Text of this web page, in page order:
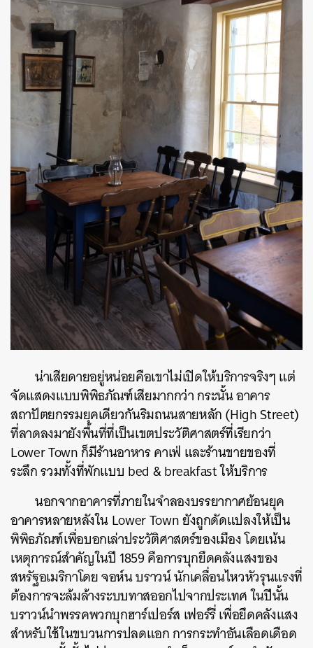
น่าเสียดายอยู่หน่อยคือเขาไม่เปิดให้บริการจริงๆ แต่
จัดแสดงแบบพิพิธภัณฑ์เสียมากกว่า กระนั้น อาคาร
สถาปัตยกรรมยุคเดียวกันริมถนนสายหลัก (High Street)
ที่ลาดลงมายังพื้นที่ที่เป็นเขตประวัติศาสตร์ที่เรียกว่า
Lower Town ก็มีร้านอาหาร คาเฟ่ และร้านขายของที่
ระลึก รวมทั้งที่พักแบบ bed & breakfast ให้บริการ
นอกจากอาคารที่ภายในจำลองบรรยากาศย้อนยุค
อาคารหลายหลังใน Lower Town ยังถูกดัดแปลงให้เป็น
พิพิธภัณฑ์เพื่อบอกเล่าประวัติศาสตร์ของเมือง โดยเน้น
เหตุการณ์สำคัญในปี 1859 คือการบุกยึดคลังแสงของ
สหรัฐอเมริกาโดย จอห์น บราวน์ นักเคลื่อนไหวหัวรุนแรงที่
ต้องการจะล้มล้างระบบทาสออกไปจากประเทศ ในปีนั้น
บราวน์นำพรรคพวกบุกฮาร์เปอร์ส เฟอร์รี่ เพื่อยึดคลังแสง
สำหรับใช้ในขบวนการปลดแอก การกระทำอันเลือดเดือด